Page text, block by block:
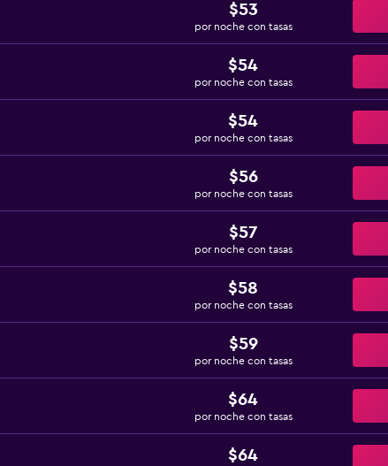
$53
por noche con tasas
$54
por noche con tasas
$54
por noche con tasas
$56
por noche con tasas
$57
por noche con tasas
$58
por noche con tasas
$59
por noche con tasas
$64
por noche con tasas
$64